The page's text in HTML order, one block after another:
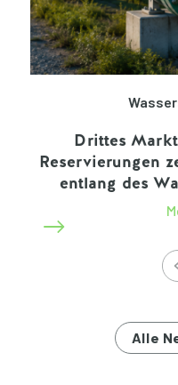
Drittes
Reservierungen
entlang des
Alle